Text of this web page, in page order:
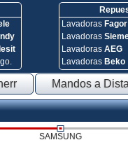
Lavadoras Fagor
Lavadoras
Lavadoras AEG
Lavadoras Beko
Mandos a
SAMSUNG